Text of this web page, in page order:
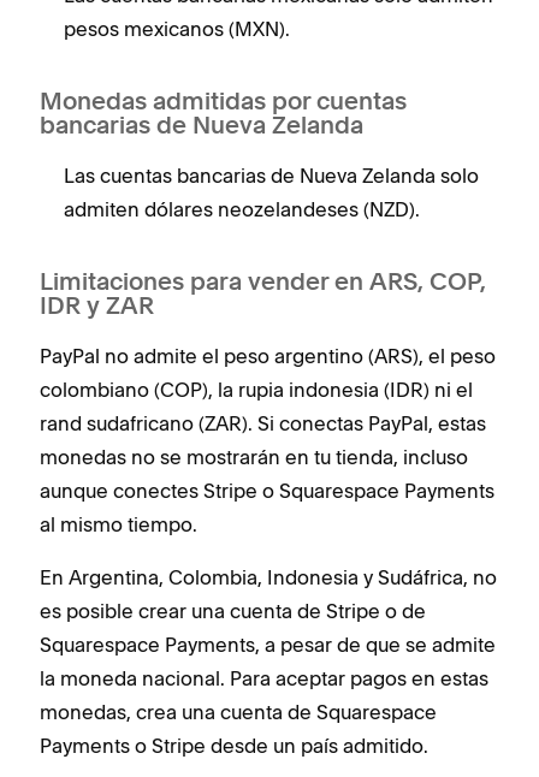
pesos mexicanos (MXN).
Monedas admitidas por cuentas
bancarias de Nueva Zelanda
Las cuentas bancarias de Nueva Zelanda solo
admiten dólares neozelandeses (NZD).
Limitaciones para vender en ARS, COP,
IDR y ZAR
PayPal no admite el peso argentino (ARS), el peso
colombiano (COP), la rupia indonesia (IDR) ni el
rand sudafricano (ZAR). Si conectas PayPal, estas
monedas no se mostrarán en tu tienda, incluso
aunque conectes Stripe o Squarespace Payments
al mismo tiempo.
En Argentina, Colombia, Indonesia y Sudáfrica, no
es posible crear una cuenta de Stripe o de
Squarespace Payments, a pesar de que se admite
la moneda nacional. Para aceptar pagos en estas
monedas, crea una cuenta de Squarespace
Payments o Stripe desde un país admitido.